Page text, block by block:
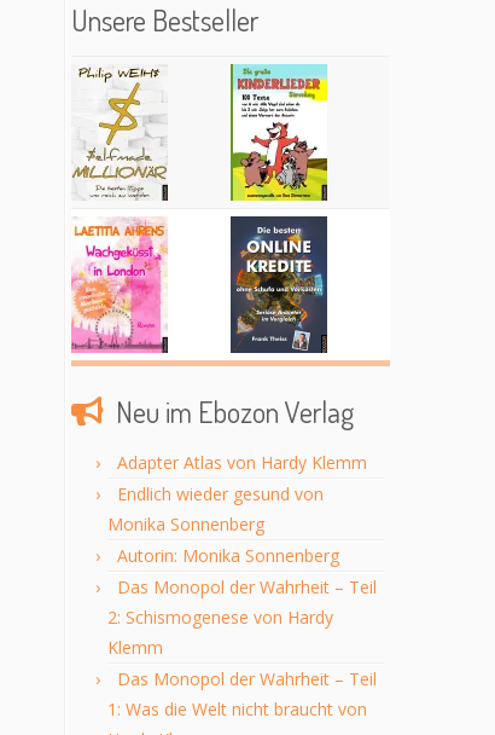
Unsere Bestseller
Neu im Ebozon Verlag
Adapter Atlas von Hardy Klemm
Endlich wieder gesund von
Monika Sonnenberg
Autorin: Monika Sonnenberg
Das Monopol der Wahrheit – Teil
2: Schismogenese von Hardy
Klemm
Das Monopol der Wahrheit – Teil
1: Was die Welt nicht braucht von